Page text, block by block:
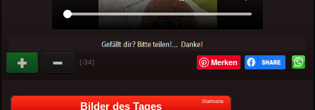
(-34) Merken
Bilder des Tages Startseite